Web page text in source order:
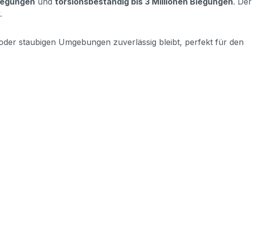
staubigen Umgebungen zuverlässig bleibt, perfekt für den